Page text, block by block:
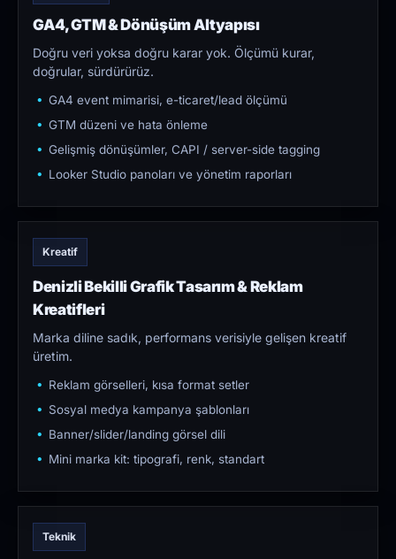
GA4, GTM & Dönüşüm Altyapısı
Doğru veri yoksa doğru karar yok. Ölçümü kurar,
doğrular, sürdürürüz.
GA4 event mimarisi, e-ticaret/lead ölçümü
GTM düzeni ve hata önleme
Gelişmiş dönüşümler, CAPI / server-side tagging
Looker Studio panoları ve yönetim raporları
Kreatif
Denizli Bekilli Grafik Tasarım & Reklam
Kreatifleri
Marka diline sadık, performans verisiyle gelişen kreatif
üretim.
Reklam görselleri, kısa format setler
Sosyal medya kampanya şablonları
Banner/slider/landing görsel dili
Mini marka kit: tipografi, renk, standart
Teknik